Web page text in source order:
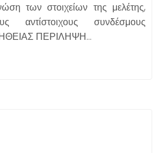
των στοιχείων της μελέτης,
αντίστοιχους συνδέσμους
ΠΕΡΙΛΗΨΗ…